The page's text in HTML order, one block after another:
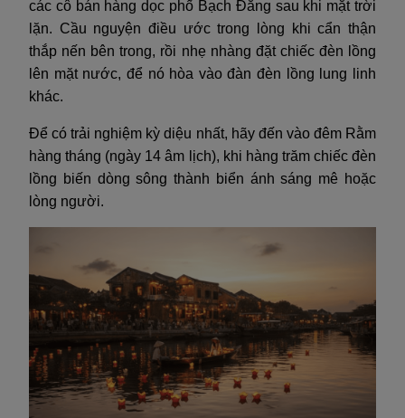
các cô bán hàng dọc phố Bạch Đằng sau khi mặt trời
lặn. Cầu nguyện điều ước trong lòng khi cẩn thận
thắp nến bên trong, rồi nhẹ nhàng đặt chiếc đèn lồng
lên mặt nước, để nó hòa vào đàn đèn lồng lung linh
khác.
Để có trải nghiệm kỳ diệu nhất, hãy đến vào đêm Rằm
hàng tháng (ngày 14 âm lịch), khi hàng trăm chiếc đèn
lồng biến dòng sông thành biển ánh sáng mê hoặc
lòng người.